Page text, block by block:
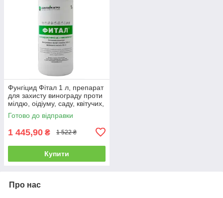
Фунгіцид Фітал 1 л, препарат
для захисту винограду проти
мілдю, оідіуму, саду, квітучих,
газону
Готово до відправки
1 445,90 ₴ 1 522 ₴
Купити
Про нас